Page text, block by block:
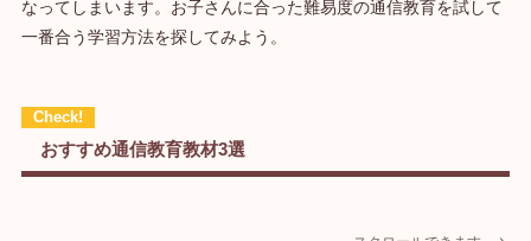
なってしまいます。お子さんに合った難易度の通信教育を試して
一番合う学習方法を探してみよう。
おすすめ通信教育教材3選